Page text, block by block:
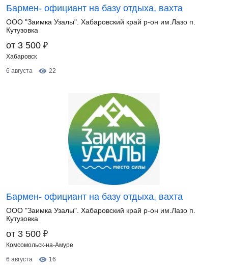
Бармен- официант на базу отдыха, вахта
ООО "Заимка Узалы". Хабаровский край р-он им.Лазо п.
Кутузовка
от 3 500 ₽
Хабаровск
6 августа
22
Бармен- официант на базу отдыха, вахта
ООО "Заимка Узалы". Хабаровский край р-он им.Лазо п.
Кутузовка
от 3 500 ₽
Комсомольск-на-Амуре
6 августа
16